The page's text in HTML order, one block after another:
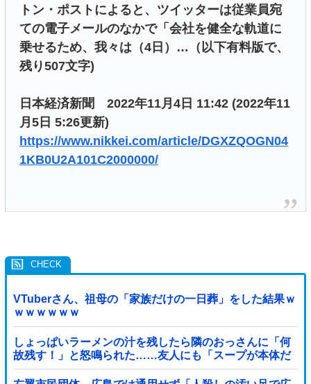
トン・ポストによると、ツイッターは従業員宛
ての電子メールのなかで「会社を健全な軌道に
乗せるため、我々は（4日）…（以下有料版で、
残り507文字)
日本経済新聞 2022年11月4日 11:42 (2022年11
月5日 5:26更新)
https://www.nikkei.com/article/DGXZQOGN04
1KB0U2A101C2000000/
VTuberさん、祖母の「家族だけの一日葬」をした結果ｗ
ｗｗｗｗｗｗ
しょっぱいラーメンの汁を残したら隣のおっさんに「何
故残す！」と怒鳴られた……友人にも「スープが本体だ
ろあり得ない」と説教されたんだが、塩分過剰だし味の
好みは自由だろ！